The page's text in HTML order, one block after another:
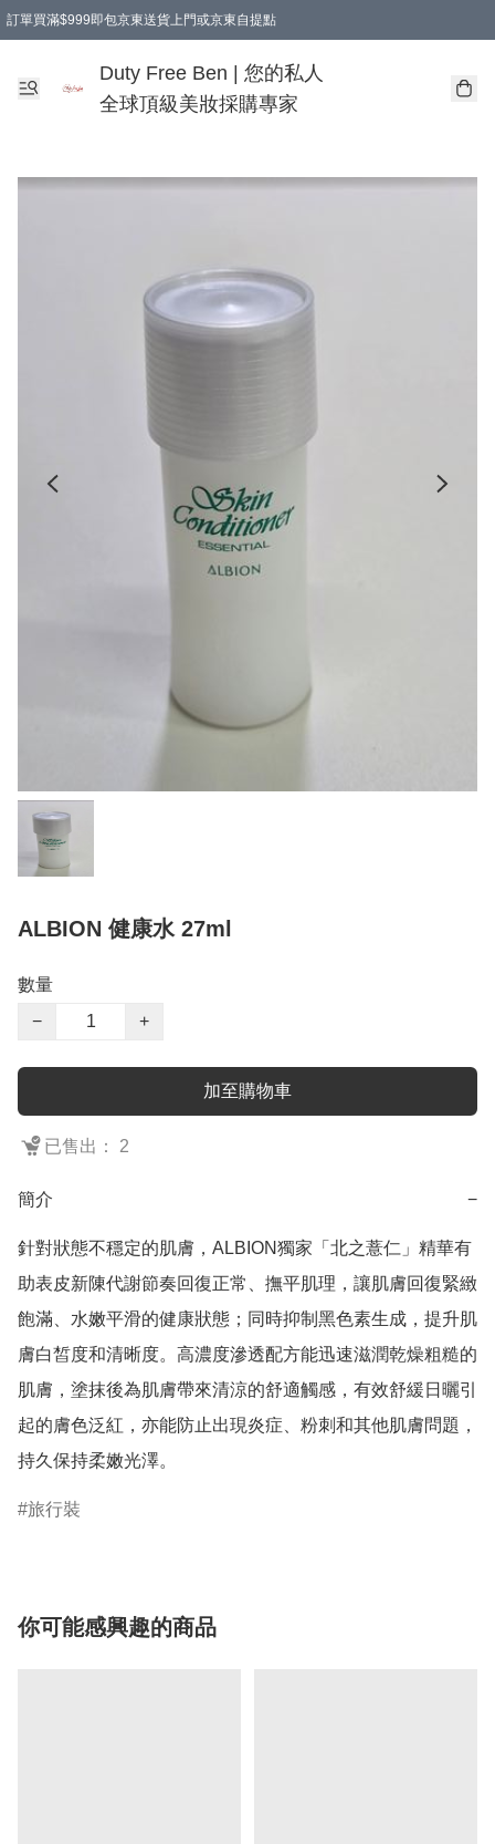
訂單買滿$999即包京東送貨上門或京東自提點
Duty Free Ben | 您的私人
全球頂級美妝採購專家
ALBION 健康水 27ml
數量
−
+
加至購物車
已售出： 2
簡介 −
針對狀態不穩定的肌膚，ALBION獨家「北之薏仁」精華有
助表皮新陳代謝節奏回復正常、撫平肌理，讓肌膚回復緊緻
飽滿、水嫩平滑的健康狀態；同時抑制黑色素生成，提升肌
膚白皙度和清晰度。高濃度滲透配方能迅速滋潤乾燥粗糙的
肌膚，塗抹後為肌膚帶來清涼的舒適觸感，有效舒緩日曬引
起的膚色泛紅，亦能防止出現炎症、粉刺和其他肌膚問題，
持久保持柔嫩光澤。
旅行裝
你可能感興趣的商品